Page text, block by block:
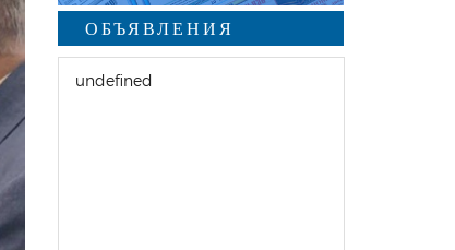
ОБЪЯВЛЕНИЯ
undefined